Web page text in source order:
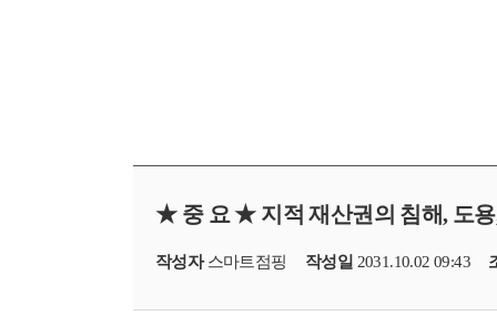
★ 중 요 ★ 지적 재산권의 침해, 도
작성자스마트점핑 작성일 2031.10.02 09:43